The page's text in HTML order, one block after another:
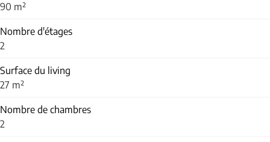
90 m²
Nombre d'étages
2
Surface du living
27 m²
Nombre de chambres
2